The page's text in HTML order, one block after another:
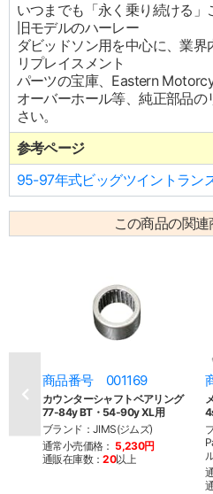
いつまでも「永く乗り続ける
旧モデルのハーレー
ダビッドソン用を中心に、業
リプレイスメント
パーツの宝庫、Eastern
オーバーホール等、純正部品
さい。
参考ページ
95-97年式ビッグツイントラン
この商品の関連
商品番号 001169
カウンターシャフトベアリング
77-84y BT・54-90y XL用
ブランド：JIMS(ジムズ)
通常小売価格： 5,230円
通販在庫数：20以上